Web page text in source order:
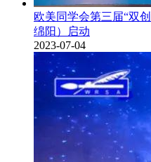
欧美同学会第三届“双
绵阳）启动
2023-07-04